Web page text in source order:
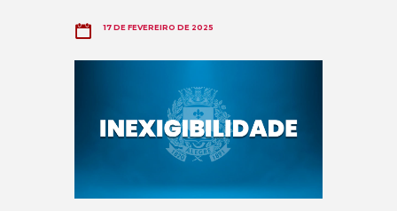
17 DE FEVEREIRO DE 2025